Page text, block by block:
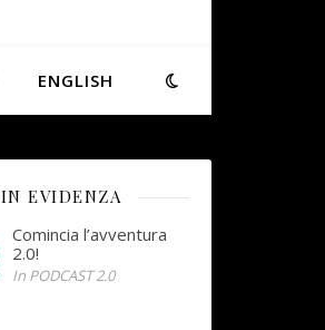
ENGLISH
IN EVIDENZA
Comincia l’avventura
2.0!
In PODCAST 2.0